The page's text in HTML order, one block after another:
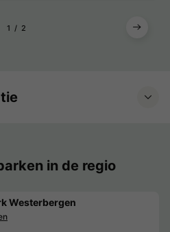
1 2
in de regio
Westerbergen